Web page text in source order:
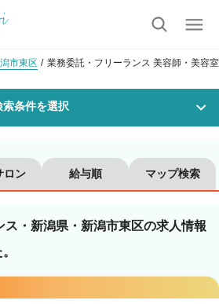
市東区 業務委託・フリーランス 美容師・美容
索条件を選択
市区町村を選択
ロン 給与順 マップ検索
ス・新潟県・新潟市東区の求人情報